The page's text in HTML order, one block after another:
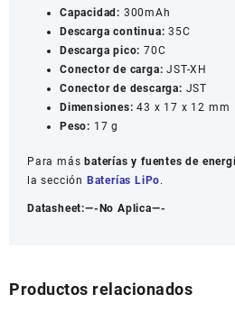
Capacidad: 300mAh
Descarga continua: 35C
Descarga pico: 70C
Conector de carga: JST-XH
Conector de descarga: JST
Dimensiones: 43 x 17 x 12 mm
Peso: 17 g
Para másbaterías y fuentes de
la sección Baterías LiPo.
Datasheet:—-No Aplica—-
Productos relacionados